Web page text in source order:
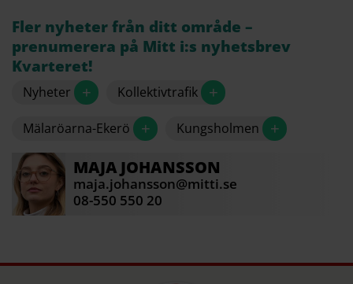
Fler nyheter från ditt område –
prenumerera på Mitt i:s nyhetsbrev
Kvarteret!
Nyheter + Kollektivtrafik +
Mälaröarna-Ekerö + Kungsholmen +
MAJA JOHANSSON
maja.johansson@mitti.se
08-550 550 20